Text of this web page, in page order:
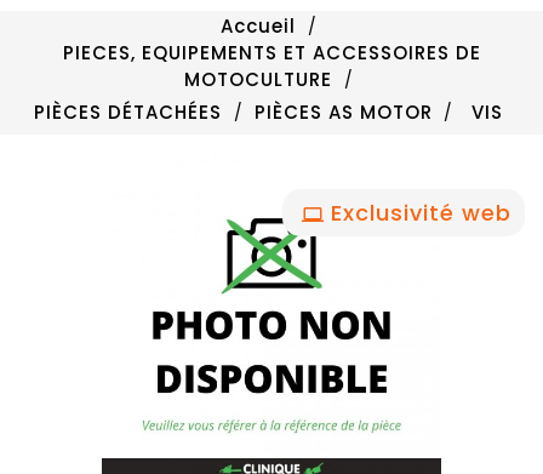
Accueil
PIECES, EQUIPEMENTS ET ACCESSOIRES DE
MOTOCULTURE
PIÈCES DÉTACHÉES
PIÈCES AS MOTOR VIS
Exclusivité web